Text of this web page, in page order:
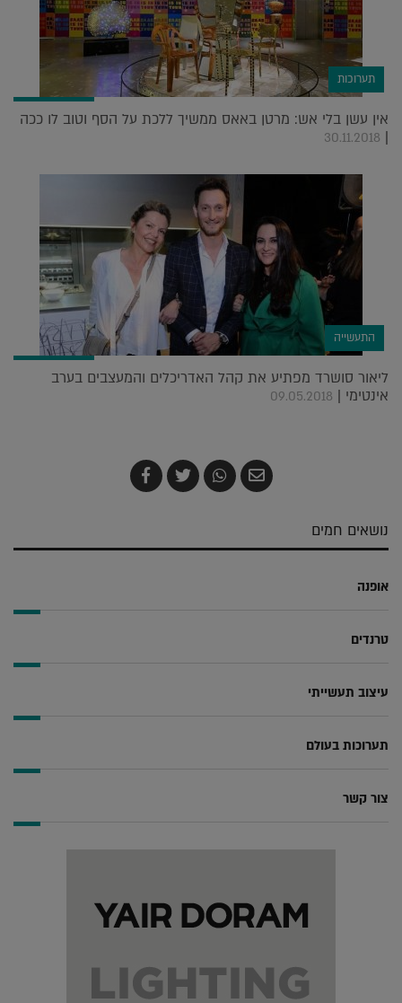
תערוכות
אין עשן בלי אש: מרטן באאס ממשיך ללכת על הסף וטוב לו ככה
|
30.11.2018
התעשייה
ליאור סושרד מפתיע את קהל האדריכלים והמעצבים בערב
אינטימי | 09.05.2018
שלח
בדואר
שתף
ב-
צייץ
ב-
שתף
ב-
נושאים חמים
אופנה
טרנדים
עיצוב תעשייתי
תערוכות בעולם
צור קשר